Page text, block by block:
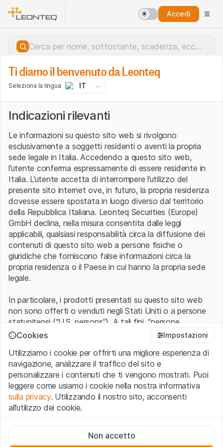
Accedi
Errore del server.
Ti diamo il benvenuto da Leonteq
Seleziona la lingua IT
Indicazioni rilevanti
Le informazioni su questo sito web si rivolgono
esclusivamente a soggetti residenti o aventi la propria
sede legale in Italia. Accedendo a questo sito web,
l’utente conferma espressamente di essere residente in
Italia. L’utente accetta di interrompere l’utilizzo del
presente sito internet ove, in futuro, la propria residenza
dovesse essere spostata in luogo diverso dal territorio
della Repubblica Italiana. Leonteq Securities (Europe)
GmbH declina, nella misura consentita dalle leggi
applicabili, qualsiasi responsabilità circa la diffusione dei
contenuti di questo sito web a persone fisiche o
giuridiche che forniscono false informazioni circa la
propria residenza o il Paese in cui hanno la propria sede
legale.
In particolare, i prodotti presentati su questo sito web
non sono offerti o venduti negli Stati Uniti o a persone
statunitensi (“U.S. persons”). A tali fini, “persone
statunitensi” vanno intese nel significato ad esse ascritto
1933 che include le persone residenti negli Stati Uniti
d’America, le società per azioni e le altre forme societarie
americane.
Condizioni di utilizzo e informazioni legali
Con l’accesso al sito web (di seguito, il “Sito”) si dichiara
avvertenze importanti e le condizioni di utilizzo ivi rese
Cookies Impostazioni
Utilizziamo i cookie per offrirti una migliore esperienza di
navigazione, analizzare il traffico del sito e
personalizzare i contenuti che ti vengono mostrati. Puoi
leggere come usiamo i cookie nella nostra informativa
sulla privacy. Utilizzando il nostro sito, acconsenti
all’utilizzo dei cookie.
Questi cookie sono necessari per il funzionamento del sito
Non accetto